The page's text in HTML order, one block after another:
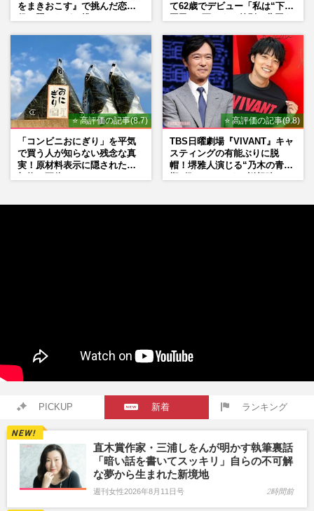
をまきおこす』で挑んだ恋人
て62歳でデビュー「私は“下級
⭐ 高評価の記事(8.7)
「コンビニおにぎり」を平気
で買う人が知らない残念な真
実！原材料表示に隠された添
⭐ 高評価の記事(9.8)
TBS日曜劇場『VIVANT』キャ
スティングの有能ぶりに脱
帽！堺雅人演じる“乃木の青年
PICKUP 新着 ランキング
直木賞作家・三浦しをんが明かす執筆裏話
「暗い話を書いてスッキリ」自らの不可解
な夢から生まれた新境地
週刊女性2026年8月11日号 2時間前